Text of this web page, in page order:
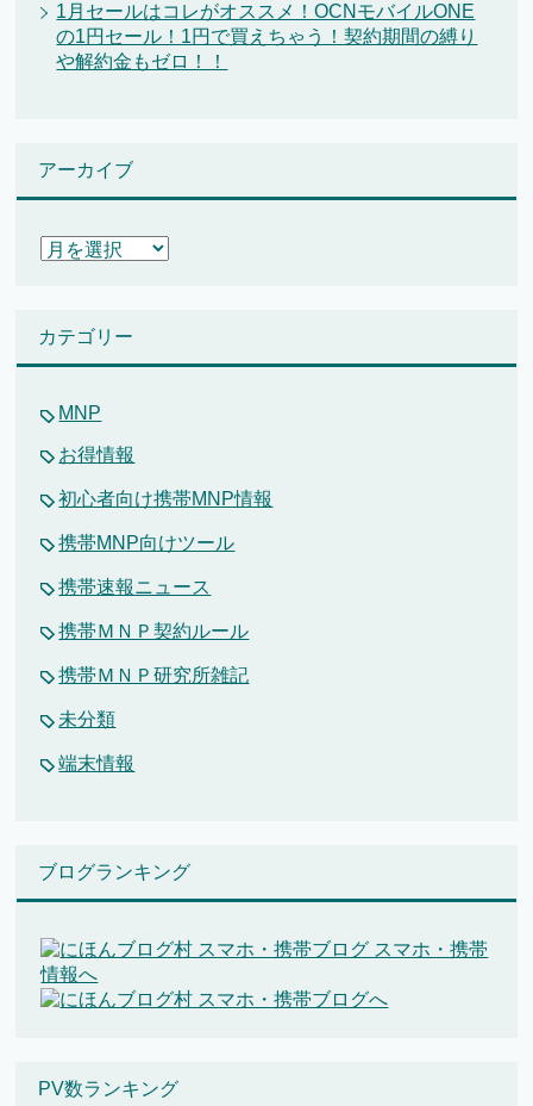
1月セールはコレがオススメ！OCNモバイルONE
の1円セール！1円で買えちゃう！契約期間の縛り
や解約金もゼロ！！
アーカイブ
ア
ブ
カテゴリー
MNP
お得情報
初心者向け携帯MNP情報
携帯MNP向けツール
携帯速報ニュース
携帯ＭＮＰ契約ルール
携帯ＭＮＰ研究所雑記
未分類
端末情報
ブログランキング
PV数ランキング